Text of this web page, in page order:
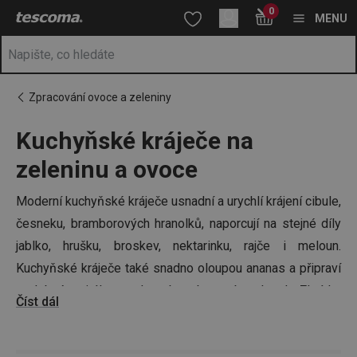
Nacházíte se na stránce Kráječe zeleniny a ovoce
Přejít na hlavní obsah
Přejít na vyhledávání
Přejít na navigaci 0
MENU
Zpracování ovoce a zeleniny
Kuchyňské kráječe na
zeleninu a ovoce
Moderní kuchyňské kráječe usnadní a urychlí krájení cibule,
česneku, bramborových hranolků, naporcují na stejné díly
jablko, hrušku, broskev, nektarinku, rajče i meloun.
Kuchyňské kráječe také snadno oloupou ananas a připraví
ozdobné spirály z mrkve, brambor nebo okurek. Zkrátka
se jedná o multifunkční kráječe do kuchyně, díky nimž
Číst dál